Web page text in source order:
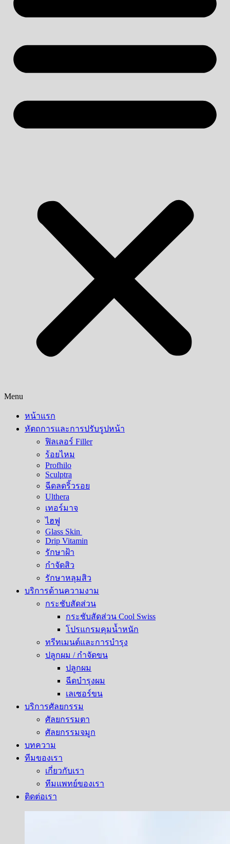
Menu
หน้าแรก
หัตถการและการปรับรูปหน้า
ฟิลเลอร์ Filler
ร้อยไหม
Profhilo
Sculptra
ฉีดลดริ้วรอย
Ulthera
เทอร์มาจ
ไฮฟู
Glass Skin
Drip Vitamin
รักษาฝ้า
กำจัดสิว
รักษาหลุมสิว​
บริการด้านความงาม
กระชับสัดส่วน
กระชับสัดส่วน Cool Swiss
โปรแกรมคุมน้ำหนัก
ทรีทเมนต์และการบำรุง
ปลูกผม / กำจัดขน
ปลูกผม
ฉีดบำรุงผม
เลเซอร์ขน
บริการศัลยกรรม
ศัลยกรรมตา
ศัลยกรรมจมูก
บทความ
ทีมของเรา
เกี่ยวกับเรา
ทีมแพทย์ของเรา
ติดต่อเรา